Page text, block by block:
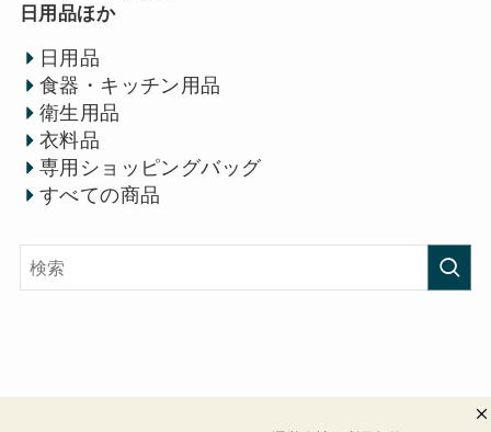
日用品ほか
日用品
食器・キッチン用品
衛生用品
衣料品
専用ショッピングバッグ
すべての商品